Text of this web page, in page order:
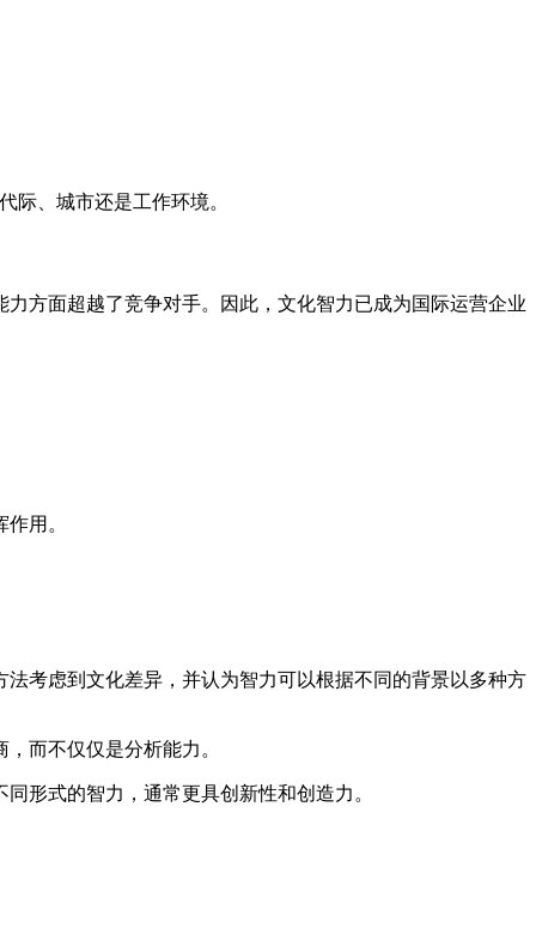
际、城市还是工作环境。
方面超越了竞争对手。因此，文化智力已成为国际运营企业
用。
考虑到文化差异，并认为智力可以根据不同的背景以多种方
而不仅仅是分析能力。
形式的智力，通常更具创新性和创造力。